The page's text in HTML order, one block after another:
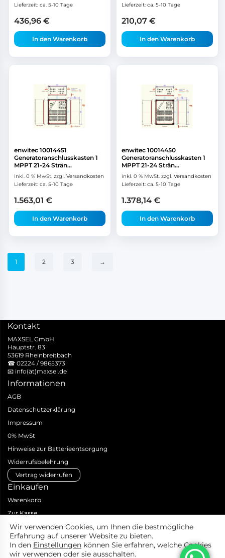
Lieferzeit: ca. 5-10 Tage
436,96 €
In den Warenkorb
Lieferzeit: ca. 5-10 Tage
210,07 €
In den Warenkorb
enwitec 10014451
Generatoranschlusskasten 1
MPPT 21-24 Strän...
inkl. 0 % MwSt. zzgl. Versandkosten
Lieferzeit: ca. 5-10 Tage
1.563,01 €
In den Warenkorb
enwitec 10014450
Generatoranschlusskasten 1
MPPT 21-24 Strän...
inkl. 0 % MwSt. zzgl. Versandkosten
Lieferzeit: ca. 5-10 Tage
1.378,14 €
In den Warenkorb
1 2 3 →
Kontakt
MAXSEL GmbH
Hauptstr. 83
53619 Rheinbreitbach
☎ 02224 / 9865373
📧 info(ät)maxsel.de
Informationen
AGB
Datenschutzerklärung
Impressum
0% MwSt
Hinweise zur Batterieentsorgung
Widerrufsbelehrung
Vertrag widerrufen
Einkaufen
Warenkorb
Zur Kasse
Zahlungsarten
Versandarten & -kosten
Produktanfrage
Wir verwenden Cookies, um Ihnen die bestmögliche
Erfahrung auf unserer Website zu bieten.
In den Einstellungen können Sie erfahren, welche Cookies
wir verwenden oder sie ausschalten.